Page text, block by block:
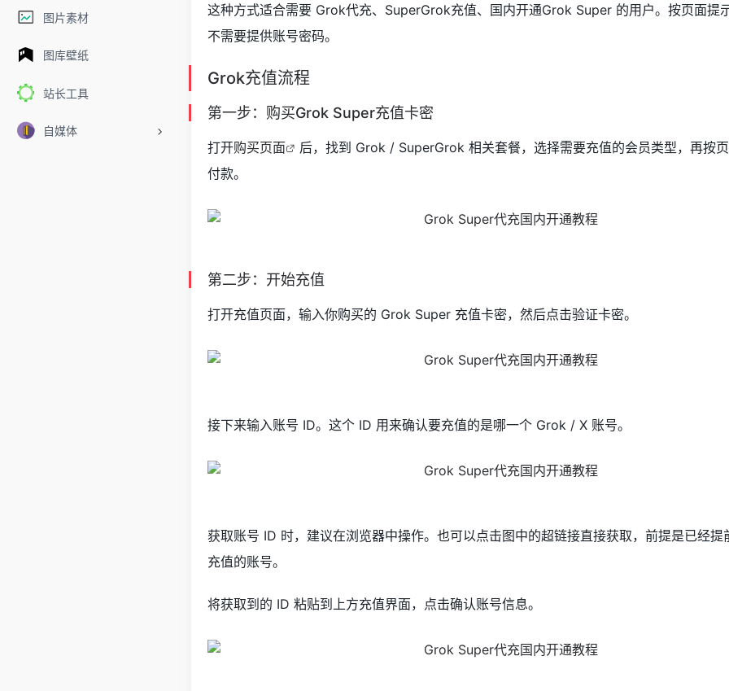
图片素材
图库壁纸
站长工具
自媒体
这种方式适合需要 Grok代充、SuperGrok充值、国内开通Grok Super 的用户。按页面提示
不需要提供账号密码。
Grok充值流程
第一步：购买Grok Super充值卡密
打开购买页面
后，找到 Grok / SuperGrok 相关套餐，选择需要充值的会员类型，再按
付款。
第二步：开始充值
打开充值页面，输入你购买的 Grok Super 充值卡密，然后点击验证卡密。
接下来输入账号 ID。这个 ID 用来确认要充值的是哪一个 Grok / X 账号。
获取账号 ID 时，建议在浏览器中操作。也可以点击图中的超链接直接获取，前提是已经提
充值的账号。
将获取到的 ID 粘贴到上方充值界面，点击确认账号信息。